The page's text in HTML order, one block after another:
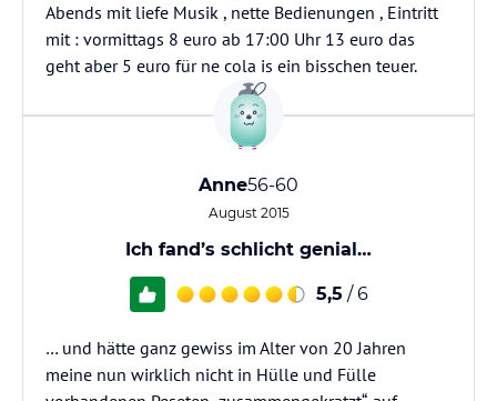
Abends mit liefe Musik , nette Bedienungen , Eintritt
mit : vormittags 8 euro ab 17:00 Uhr 13 euro das
geht aber 5 euro für ne cola is ein bisschen teuer.
Anne56-60
August 2015
Ich fand’s schlicht genial…
5,5 / 6
… und hätte ganz gewiss im Alter von 20 Jahren
meine nun wirklich nicht in Hülle und Fülle